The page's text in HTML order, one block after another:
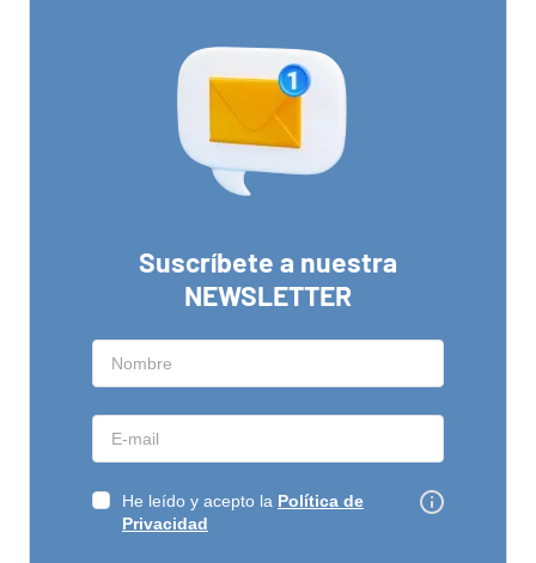
Suscríbete a nuestra
NEWSLETTER
He leído y acepto la Política de
Privacidad